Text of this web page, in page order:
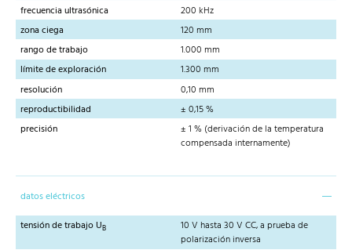
frecuencia ultrasónica
200 kHz
zona ciega
120 mm
rango de trabajo
1.000 mm
límite de exploración
1.300 mm
resolución
0,10 mm
reproductibilidad
± 0,15 %
precisión
± 1 % (derivación de la temperatura
compensada internamente)
datos eléctricos
tensión de trabajo UB
10 V hasta 30 V CC, a prueba de
polarización inversa